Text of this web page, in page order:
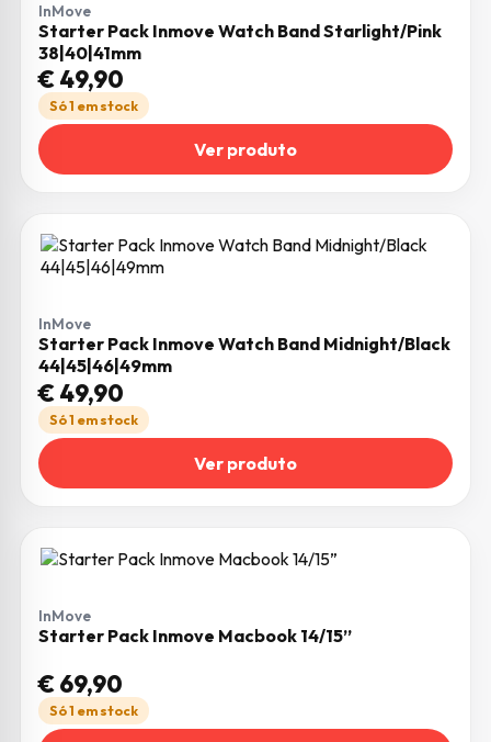
InMove
Starter Pack Inmove Watch Band Starlight/Pink
38|40|41mm
€49,90
Só 1 em stock
Ver produto
InMove
Starter Pack Inmove Watch Band Midnight/Black
44|45|46|49mm
€49,90
Só 1 em stock
Ver produto
InMove
Starter Pack Inmove Macbook 14/15”
€69,90
Só 1 em stock